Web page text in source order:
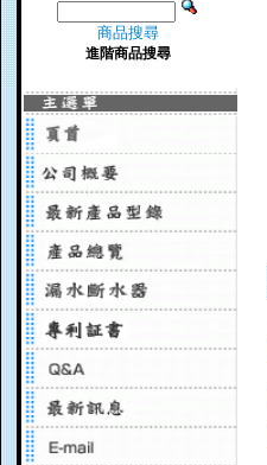
商品搜尋
進階商品搜尋